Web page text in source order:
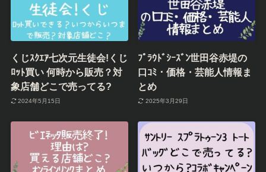
くじｽｸｴｱ七次元生徒会!くじ
ﾛｯﾄ買い 何時から販売？対
象店舗どこで売ってる?
2024年5月15日
ﾌﾟﾗｳﾄﾞｼｰｽﾞﾝ世田谷赤堤の
口ｺﾐ・価格・芸能人情報ま
とめ
2025年3月29日